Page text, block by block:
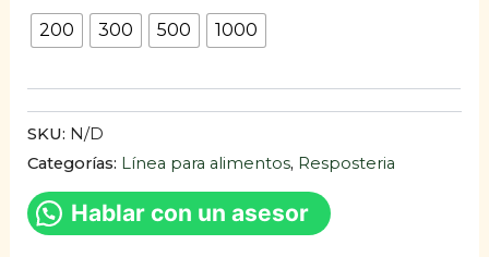
200 300 500 1000
SKU: N/D
Categorías: Línea para alimentos, Resposteria
Hablar con un asesor